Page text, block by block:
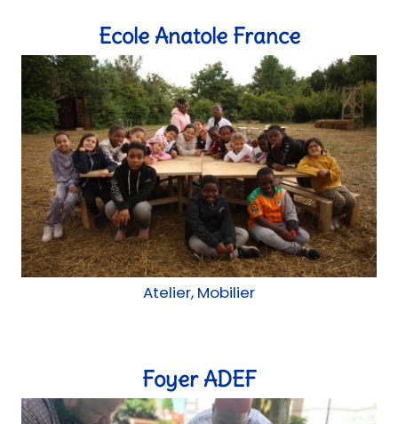
Ecole Anatole France
Atelier, Mobilier
Foyer ADEF